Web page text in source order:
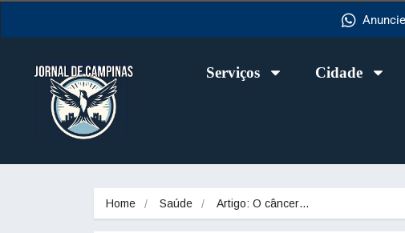
Serviços Cidade
Home Saúde Artigo: O câncer…